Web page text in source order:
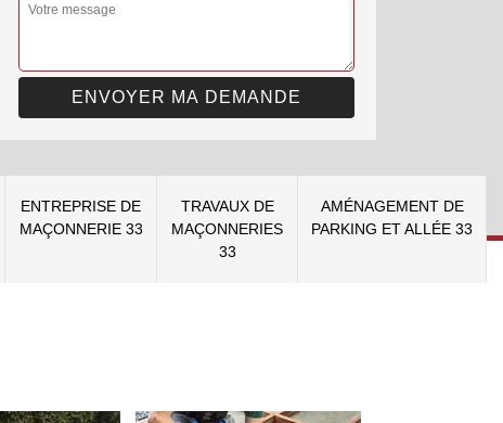
ENTREPRISE DE
MAÇONNERIE 33
TRAVAUX DE
MAÇONNERIES
33
AMÉNAGEMENT DE
PARKING ET ALLÉE 33